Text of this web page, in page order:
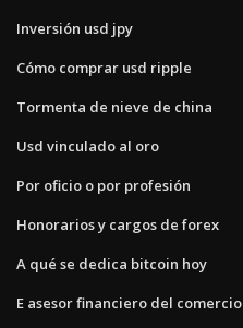
Inversión usd jpy
Cómo comprar usd ripple
Tormenta de nieve de china
Usd vinculado al oro
Por oficio o por profesión
Honorarios y cargos de forex
A qué se dedica bitcoin hoy
E asesor financiero del comercio